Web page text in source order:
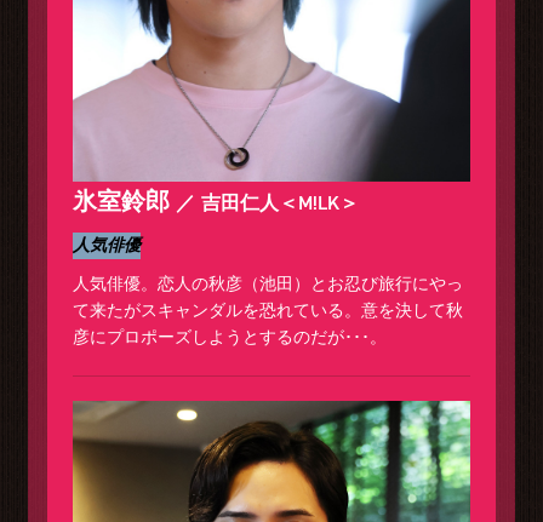
氷室鈴郎 吉田仁人＜M!LK＞
人気俳優
人気俳優。恋人の秋彦（池田）とお忍び旅行にやっ
て来たがスキャンダルを恐れている。意を決して秋
彦にプロポーズしようとするのだが･･･。